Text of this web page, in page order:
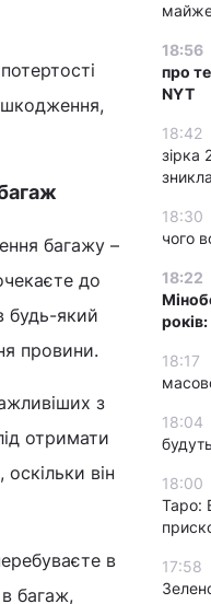
багажу –
до
будь-який
провини.
з
отримати
він
в
багаж,
майже
18:56
про
NYT
18:42
зірка
18:30
чого
18:22
18:17
18:04
18:00
Таро:
17:58